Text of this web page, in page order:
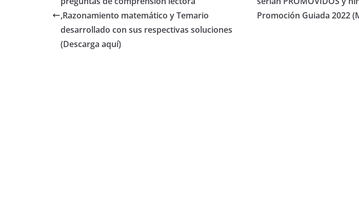
,Razonamiento matemático y Temario
desarrollado con sus respectivas soluciones
(Descarga aquí)
Promoción Guiada 2022